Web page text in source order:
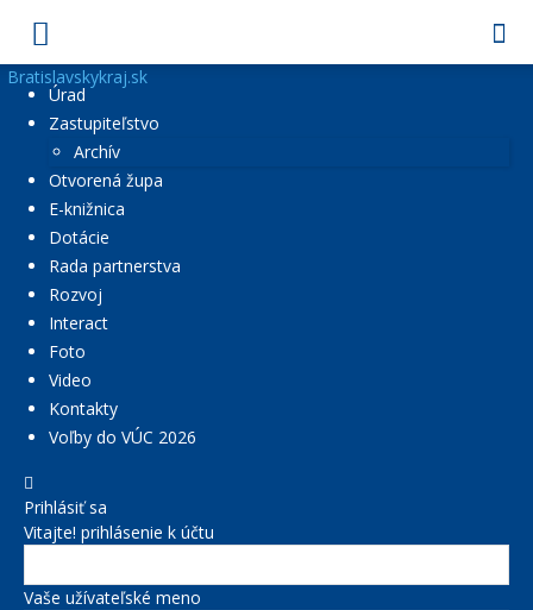
Bratislavskykraj.sk
Úrad
Zastupiteľstvo
Archív
Otvorená župa
E-knižnica
Dotácie
Rada partnerstva
Rozvoj
Interact
Foto
Video
Kontakty
Voľby do VÚC 2026
Prihlásiť sa
Vitajte! prihlásenie k účtu
Vaše užívateľské meno